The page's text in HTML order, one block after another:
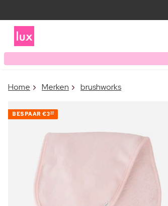
Home Merken brushworks
BESPAAR €330